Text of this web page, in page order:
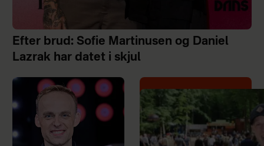
Efter brud: Sofie Martinusen og Daniel
Lazrak har datet i skjul